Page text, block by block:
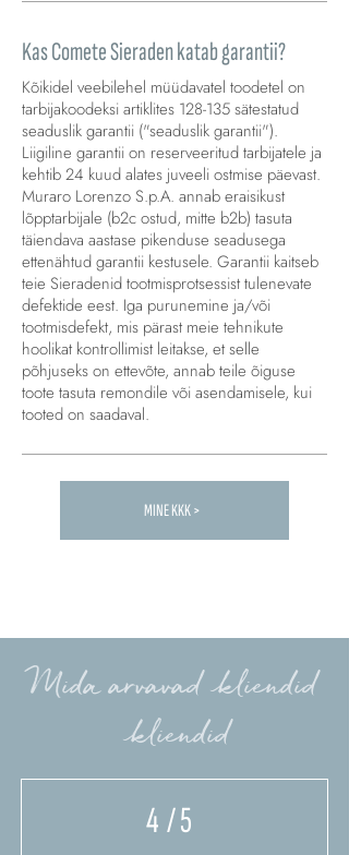
Kas Comete Sieraden katab garantii?
Kõikidel veebilehel müüdavatel toodetel on
tarbijakoodeksi artiklites 128-135 sätestatud
seaduslik garantii ("seaduslik garantii").
Liigiline garantii on reserveeritud tarbijatele ja
kehtib 24 kuud alates juveeli ostmise päevast.
Muraro Lorenzo S.p.A. annab eraisikust
lõpptarbijale (b2c ostud, mitte b2b) tasuta
täiendava aastase pikenduse seadusega
ettenähtud garantii kestusele. Garantii kaitseb
teie Sieradenid tootmisprotsessist tulenevate
defektide eest. Iga purunemine ja/või
tootmisdefekt, mis pärast meie tehnikute
hoolikat kontrollimist leitakse, et selle
põhjuseks on ettevõte, annab teile õiguse
toote tasuta remondile või asendamisele, kui
tooted on saadaval.
Carica altre FAQ...
MINE KKK >
Mida arvavad kliendid
kliendid
4/ 5